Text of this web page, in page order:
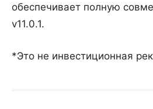
обеспечивает полную
v11.0.1.
*Это не инвестиционная